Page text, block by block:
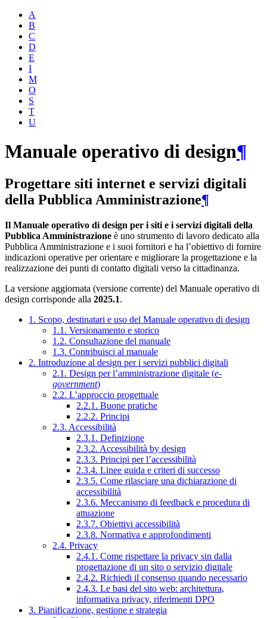
A
B
C
D
E
I
M
O
S
T
U
Manuale operativo di design¶
Progettare siti internet e servizi digitali
della Pubblica Amministrazione¶
Il Manuale operativo di design per i siti e i servizi digitali della
Pubblica Amministrazione è uno strumento di lavoro dedicato alla
Pubblica Amministrazione e i suoi fornitori e ha l’obiettivo di fornire
indicazioni operative per orientare e migliorare la progettazione e la
realizzazione dei punti di contatto digitali verso la cittadinanza.
La versione aggiornata (versione corrente) del Manuale operativo di
design corrisponde alla 2025.1.
1. Scopo, destinatari e uso del Manuale operativo di design
1.1. Versionamento e storico
1.2. Consultazione del manuale
1.3. Contribuisci al manuale
2. Introduzione al design per i servizi pubblici digitali
2.1. Design per l’amministrazione digitale (e-
government)
2.2. L’approccio progettuale
2.2.1. Buone pratiche
2.2.2. Principi
2.3. Accessibilità
2.3.1. Definizione
2.3.2. Accessibilità by design
2.3.3. Principi per l’accessibilità
2.3.4. Linee guida e criteri di successo
2.3.5. Come rilasciare una dichiarazione di
accessibilità
2.3.6. Meccanismo di feedback e procedura di
attuazione
2.3.7. Obiettivi accessibilità
2.3.8. Normativa e approfondimenti
2.4. Privacy
2.4.1. Come rispettare la privacy sin dalla
progettazione di un sito o servizio digitale
2.4.2. Richiedi il consenso quando necessario
2.4.3. Le basi del sito web: architettura,
informativa privacy, riferimenti DPO
3. Pianificazione, gestione e strategia